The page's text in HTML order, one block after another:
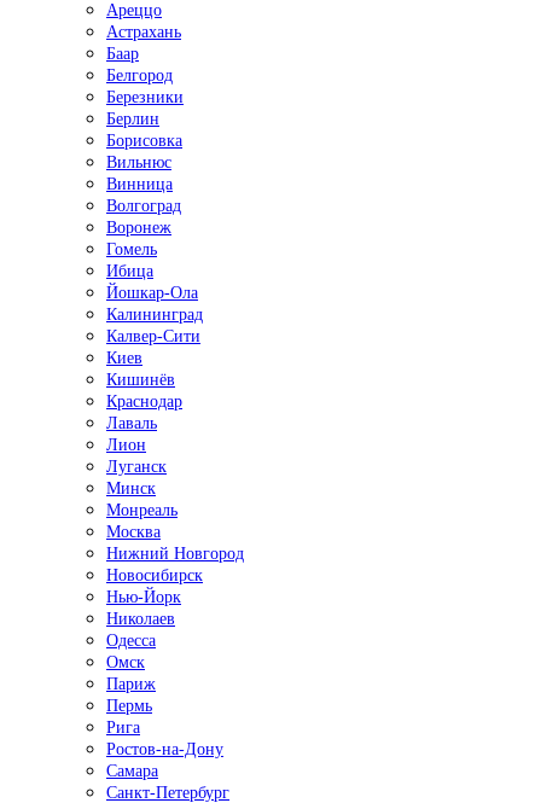
Ареццо
Астрахань
Баар
Белгород
Березники
Берлин
Борисовка
Вильнюс
Винница
Волгоград
Воронеж
Гомель
Ибица
Йошкар-Ола
Калининград
Калвер-Сити
Киев
Кишинёв
Краснодар
Лаваль
Лион
Луганск
Минск
Монреаль
Москва
Нижний Новгород
Новосибирск
Нью-Йорк
Николаев
Одесса
Омск
Париж
Пермь
Рига
Ростов-на-Дону
Самара
Санкт-Петербург